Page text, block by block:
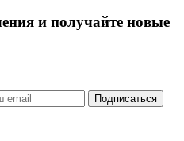
и получайте новые